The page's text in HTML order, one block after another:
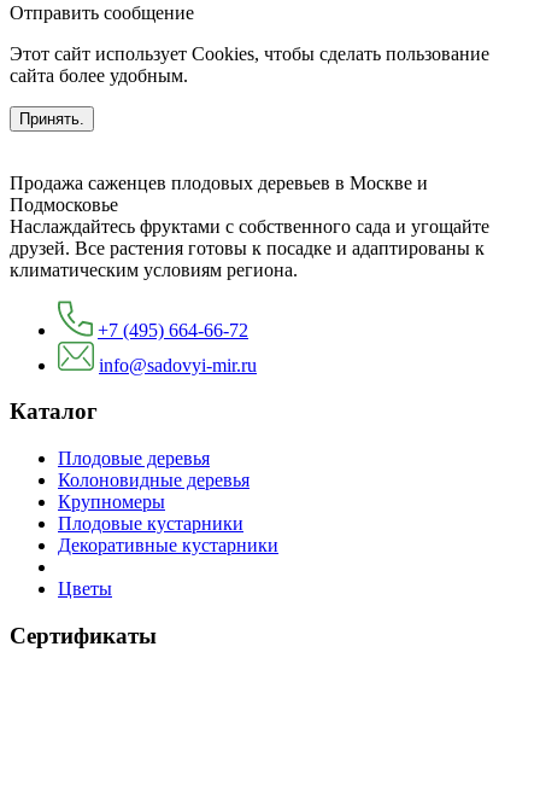
Отправить сообщение
Этот сайт использует Cookies, чтобы сделать пользование
сайта более удобным.
Принять.
Продажа саженцев плодовых деревьев в Москве и
Подмосковье
Наслаждайтесь фруктами с собственного сада и угощайте
друзей. Все растения готовы к посадке и адаптированы к
климатическим условиям региона.
+7 (495) 664-66-72
info@sadovyi-mir.ru
Каталог
Плодовые деревья
Колоновидные деревья
Крупномеры
Плодовые кустарники
Декоративные кустарники
Цветы
Сертификаты